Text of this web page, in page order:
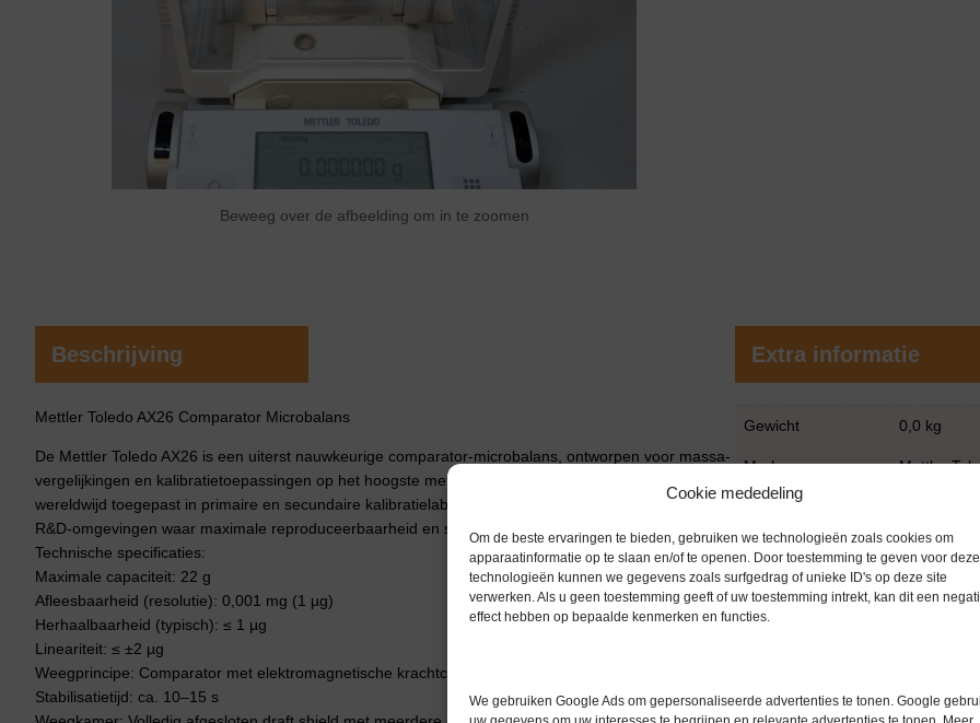
Cookie mededeling
Om de beste ervaringen te bieden, gebruiken we technologieën zoals cookies om
apparaatinformatie op te slaan en/of te openen. Door toestemming te geven voor deze
technologieën kunnen we gegevens zoals surfgedrag of unieke ID's op deze site
verwerken. Als u geen toestemming geeft of uw toestemming intrekt, kan dit een
effect hebben op bepaalde kenmerken en functies.
We gebruiken Google Ads om gepersonaliseerde advertenties te tonen. Google
Beweeg over de afbeelding om in te zoomen
Beschrijving
Mettler Toledo AX26 Comparator Microbalans
De Mettler Toledo AX26 is een uiterst nauwkeurige comparator-microbalans, ontworpen voor massa-
vergelijkingen en kalibratietoepassingen op het hoogste metrologische niveau. Deze balans wordt
wereldwijd toegepast in primaire en secundaire kalibratielaboratoria, nationale meetinstituten en
R&D-omgevingen waar maximale reproduceerbaarheid en stabiliteit vereist zijn.
Technische specificaties:
Maximale capaciteit: 22 g
Afleesbaarheid (resolutie): 0,001 mg (1 µg)
Herhaalbaarheid (typisch): ≤ 1 µg
Lineariteit: ≤ ±2 µg
Weegprincipe: Comparator met elektromagnetische krachtcompensatie
Stabilisatietijd: ca. 10–15 s
Extra informatie
Gewicht 0,0 kg
Merk Mettler
Conditie Gebruikt
Garantie 1 maand